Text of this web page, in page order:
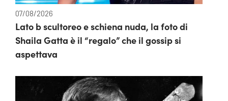
07/08/2026
Lato b scultoreo e schiena nuda, la foto di
Shaila Gatta è il “regalo” che il gossip si
aspettava